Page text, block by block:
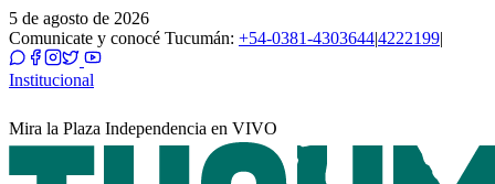
5 de agosto de 2026
Comunicate y conocé Tucumán: +54-0381-4303644|4222199|
Institucional
Mira la Plaza Independencia en VIVO